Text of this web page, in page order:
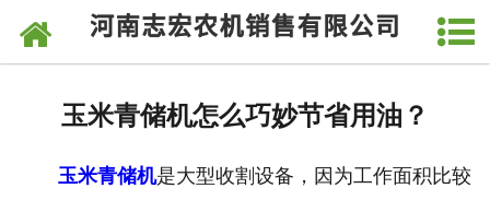
网站首页
玉米青储机怎么巧妙节省用油？
玉米青储机是大型收割设备，因为工作面积比较